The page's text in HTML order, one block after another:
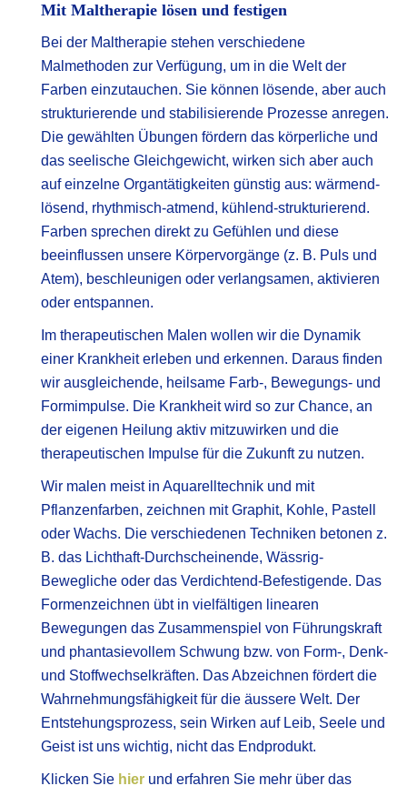
Mit Maltherapie lösen und festigen
Bei der Maltherapie stehen verschiedene
Malmethoden zur Verfügung, um in die Welt der
Farben einzutauchen. Sie können lösende, aber auch
strukturierende und stabilisierende Prozesse anregen.
Die gewählten Übungen fördern das körperliche und
das seelische Gleichgewicht, wirken sich aber auch
auf einzelne Organtätigkeiten günstig aus: wärmend-
lösend, rhythmisch-atmend, kühlend-strukturierend.
Farben sprechen direkt zu Gefühlen und diese
beeinflussen unsere Körpervorgänge (z. B. Puls und
Atem), beschleunigen oder verlangsamen, aktivieren
oder entspannen.
Im therapeutischen Malen wollen wir die Dynamik
einer Krankheit erleben und erkennen. Daraus finden
wir ausgleichende, heilsame Farb-, Bewegungs- und
Formimpulse. Die Krankheit wird so zur Chance, an
der eigenen Heilung aktiv mitzuwirken und die
therapeutischen Impulse für die Zukunft zu nutzen.
Wir malen meist in Aquarelltechnik und mit
Pflanzenfarben, zeichnen mit Graphit, Kohle, Pastell
oder Wachs. Die verschiedenen Techniken betonen z.
B. das Lichthaft-Durchscheinende, Wässrig-
Bewegliche oder das Verdichtend-Befestigende. Das
Formenzeichnen übt in vielfältigen linearen
Bewegungen das Zusammenspiel von Führungskraft
und phantasievollem Schwung bzw. von Form-, Denk-
und Stoffwechselkräften. Das Abzeichnen fördert die
Wahrnehmungsfähigkeit für die äussere Welt. Der
Entstehungsprozess, sein Wirken auf Leib, Seele und
Geist ist uns wichtig, nicht das Endprodukt.
Klicken Sie hier und erfahren Sie mehr über das